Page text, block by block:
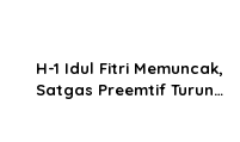
H-1 Idul Fitri Memuncak,
Satgas Preemtif Turun